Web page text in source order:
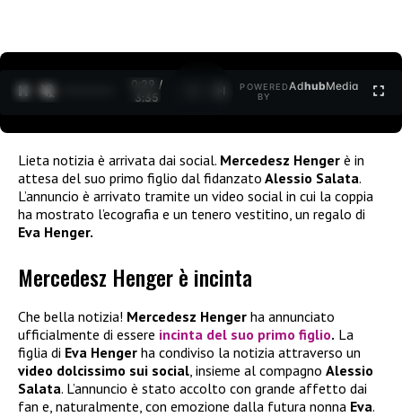
0:30 /
3:35
POWERED
BY
AdhubMedia
Lieta notizia è arrivata dai social. Mercedesz Henger è in
attesa del suo primo figlio dal fidanzato Alessio Salata.
L’annuncio è arrivato tramite un video social in cui la coppia
ha mostrato l’ecografia e un tenero vestitino, un regalo di
Eva Henger.
Mercedesz Henger è incinta
Che bella notizia! Mercedesz Henger ha annunciato
ufficialmente di essere incinta del suo primo figlio. La
figlia di Eva Henger ha condiviso la notizia attraverso un
video dolcissimo sui social, insieme al compagno Alessio
Salata. L’annuncio è stato accolto con grande affetto dai
fan e, naturalmente, con emozione dalla futura nonna Eva.